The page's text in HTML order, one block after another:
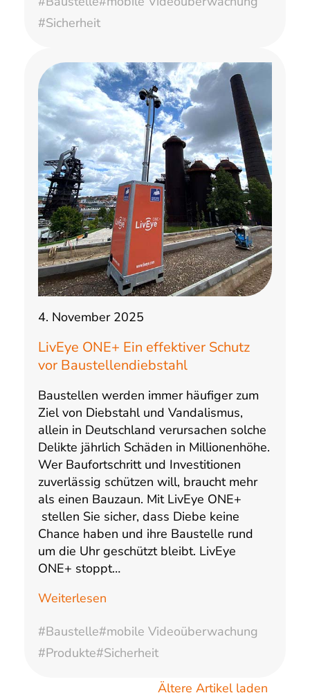
#Sicherheit
4. November 2025
LivEye ONE+ Ein effektiver Schutz
vor Baustellendiebstahl
Baustellen werden immer häufiger zum
Ziel von Diebstahl und Vandalismus,
allein in Deutschland verursachen solche
Delikte jährlich Schäden in Millionenhöhe.
Wer Baufortschritt und Investitionen
zuverlässig schützen will, braucht mehr
als einen Bauzaun. Mit LivEye ONE+
stellen Sie sicher, dass Diebe keine
Chance haben und ihre Baustelle rund
um die Uhr geschützt bleibt.​ LivEye
ONE+ stoppt…
Weiterlesen
#Baustelle#mobile Videoüberwachung
#Produkte#Sicherheit
Ältere Artikel laden